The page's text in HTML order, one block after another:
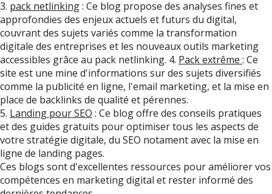
3. pack netlinking: Ce blog propose des analyses fines et
approfondies des enjeux actuels et futurs du digital,
couvrant des sujets variés comme la transformation
digitale des entreprises et les nouveaux outils marketing
accessibles grâce au pack netlinking. 4. Pack extrême : Ce
site est une mine d'informations sur des sujets diversifiés
comme la publicité en ligne, l'email marketing, et la mise en
place de backlinks de qualité et pérennes.
5. Landing pour SEO : Ce blog offre des conseils pratiques
et des guides gratuits pour optimiser tous les aspects de
votre stratégie digitale, du SEO notament avec la mise en
ligne de landing pages.
Ces blogs sont d'excellentes ressources pour améliorer vos
compétences en marketing digital et rester informé des